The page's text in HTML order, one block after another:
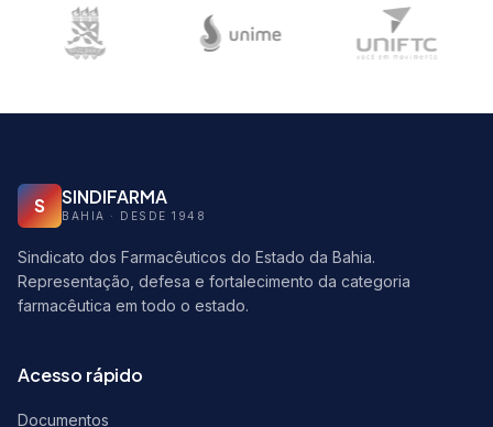
S SINDIFARMA
BAHIA · DESDE 1948
Sindicato dos Farmacêuticos do Estado da Bahia.
Representação, defesa e fortalecimento da categoria
farmacêutica em todo o estado.
Acesso rápido
Documentos